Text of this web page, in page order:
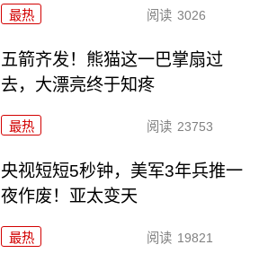
最热 阅读 3026
五箭齐发！熊猫这一巴掌扇过
去，大漂亮终于知疼
最热 阅读 23753
央视短短5秒钟，美军3年兵推一
夜作废！亚太变天
最热 阅读 19821